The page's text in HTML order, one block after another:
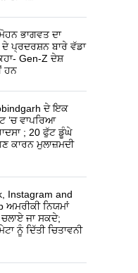
ਭਾਗਵਤ ਦਾ
ਪ੍ਰਦਰਸ਼ਨ ਬਾਰੇ ਵੱਡਾ
Gen-Z ਦੇਸ਼
ਹਨ
ਦੇ ਇਕ
’ਚ ਵਾਪਰਿਆ
; 20 ਫੁੱਟ ਡੂੰਘੇ
ਕਾਰਨ ਮੁਲਾਜ਼ਮਦੀ
Instagram and
ਅਮਰੀਕੀ ਨਿਯਮਾਂ
ਜਾ ਸਕਦੇ;
ਨੂੰ ਦਿੱਤੀ ਚਿਤਾਵਨੀ